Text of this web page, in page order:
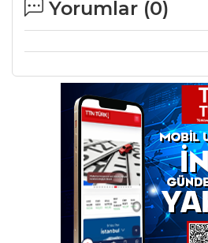
Yorumlar (0)